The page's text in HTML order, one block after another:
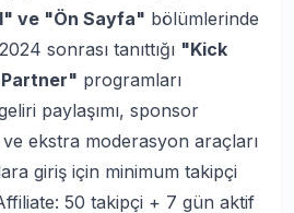
ve "Ön Sayfa" bölümlerinde
sonrası tanıttığı "Kick
programları
paylaşımı, sponsor
ve ekstra moderasyon araçları
giriş için minimum takipçi
50 takipçi + 7 gün aktif